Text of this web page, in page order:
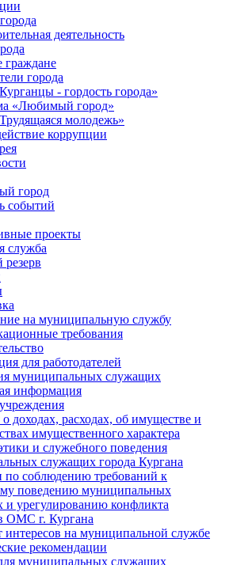
деятельность
граждане
города
- гордость города»
«Любимый город»
молодежь»
коррупции
город
событий
проекты
служба
на муниципальную службу
требования
для работодателей
муниципальных служащих
информация
доходах, расходах, об имуществе и
имущественного характера
и служебного поведения
служащих города Кургана
по соблюдению требований к
поведению муниципальных
и урегулированию конфликта
ОМС г. Кургана
интересов на муниципальной службе
рекомендации
муниципальных служащих